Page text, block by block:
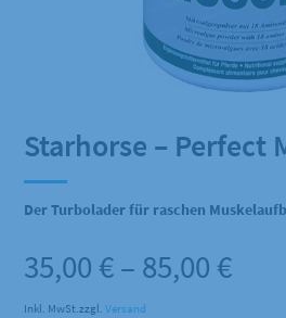
Starhorse – Perfect
Der Turbolader für raschen
35,00 €– 85,00 €
Inkl. MwSt.zzgl.Versand